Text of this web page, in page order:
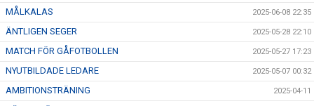
MÅLKALAS 2025-06-08 22:35
ÄNTLIGEN SEGER 2025-05-28 22:10
MATCH FÖR GÅFOTBOLLEN 2025-05-27 17:23
NYUTBILDADE LEDARE 2025-05-07 00:32
AMBITIONSTRÄNING 2025-04-11